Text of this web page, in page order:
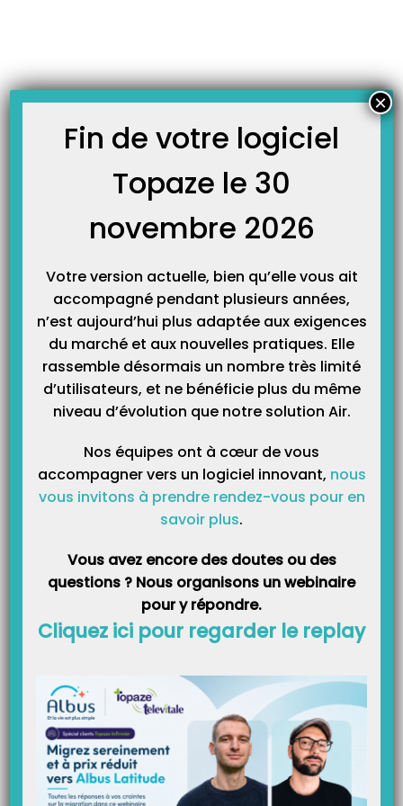
FICHES TECHNIQUES
Le nouveau suivi des factures version 9.3.6 de Topaze !
Cliquer sur le lien suivant pour télécharger le document : 254 –
FICHES TECHNIQUES
Les nouveautés et astuces de la version 9.3.6 de Topaze !
LES NOUVEAUTÉS Le nouveau suivi de facture C’est le tableau à utiliser
permettant de suivre l’état de la facture en tiers payant ou sans tiers payant
ayant été télétransmise ou non. Les factures en tiers payant caisse (type FSE)
et mutuelle (type DRE) seront traitées séparément dans ce tableau mais…
Un retour NOEMIE permet, pour des factures en tiers payant, d’obtenir une
acceptation ou un rejet de la facture. Lorsque Topaze reçoit une facture
acceptée, il va créer une recette automatiquement à la hauteur du montant
affiché dans le bordereau de retour NOEMIE (si cette option est activée dans
les préférences). La structure…
Fin de votre logiciel
Topaze le 30
novembre 2026
Votre version actuelle, bien qu’elle vous ait
accompagné pendant plusieurs années,
n’est aujourd’hui plus adaptée aux exigences
du marché et aux nouvelles pratiques. Elle
rassemble désormais un nombre très limité
d’utilisateurs, et ne bénéficie plus du même
niveau d’évolution que notre solution Air.
Nos équipes ont à cœur de vous
accompagner vers un logiciel innovant, nous
vous invitons à prendre rendez-vous pour en
savoir plus.
Vous avez encore des doutes ou des
questions ? Nous organisons un webinaire
pour y répondre.
Cliquez ici pour regarder le replay
×